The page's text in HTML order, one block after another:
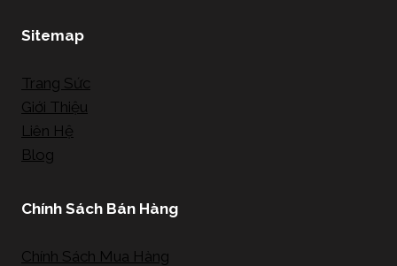
Sitemap
Trang Sức
Giới Thiệu
Liên Hệ
Blog
Chính Sách Bán Hàng
Chính Sách Mua Hàng